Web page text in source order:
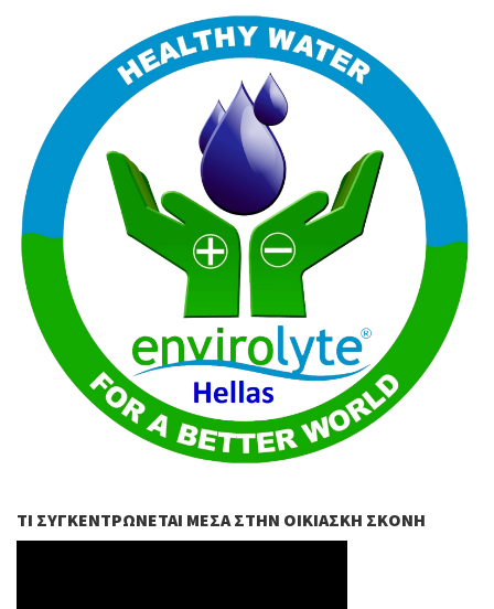
ΤΙ ΣΥΓΚΕΝΤΡΏΝΕΤΑΙ ΜΈΣΑ ΣΤΗΝ ΟΙΚΙΑΣΚΉ ΣΚΌΝΗ